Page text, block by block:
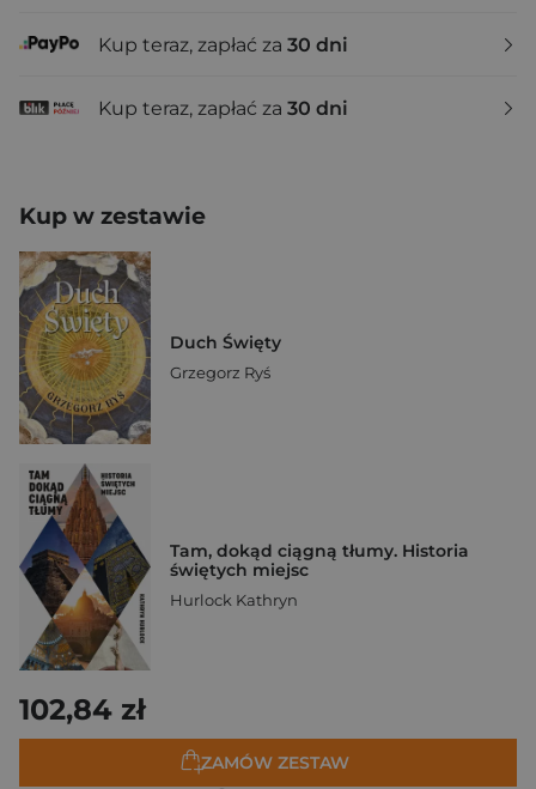
Kup teraz, zapłać za 30 dni
Kup teraz, zapłać za 30 dni
Kup w zestawie
Duch Święty
Grzegorz Ryś
Tam, dokąd ciągną tłumy. Historia
świętych miejsc
Hurlock Kathryn
102,84 zł
ZAMÓW ZESTAW